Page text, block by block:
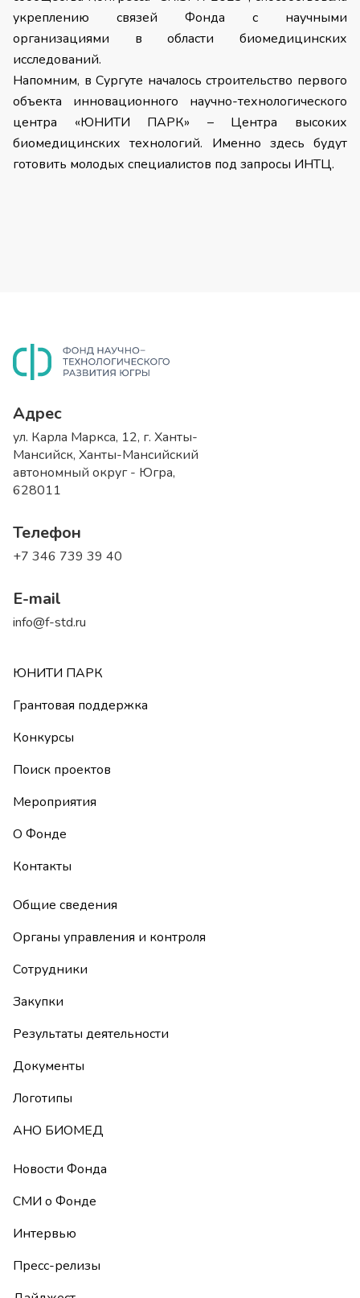
укреплению связей Фонда с научными
организациями в области биомедицинских
исследований.
Напомним, в Сургуте началось строительство первого
объекта инновационного научно-технологического
центра «ЮНИТИ ПАРК» – Центра высоких
биомедицинских технологий. Именно здесь будут
готовить молодых специалистов под запросы ИНТЦ.
Адрес
ул. Карла Маркса, 12, г. Ханты-
Мансийск, Ханты-Мансийский
автономный округ - Югра,
628011
Телефон
+7 346 739 39 40
E-mail
info@f-std.ru
ЮНИТИ ПАРК
Грантовая поддержка
Конкурсы
Поиск проектов
Мероприятия
О Фонде
Контакты
Общие сведения
Органы управления и контроля
Сотрудники
Закупки
Результаты деятельности
Документы
Логотипы
АНО БИОМЕД
Новости Фонда
СМИ о Фонде
Интервью
Пресс-релизы